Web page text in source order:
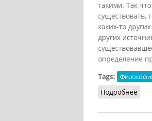
такими. Так
существовать,
каких-то
других
определение
Tags:
Подробнее